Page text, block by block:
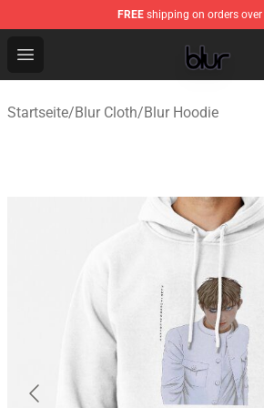
FREE shipping on orders
Open menu
Blur Store - Official Blur
Startseite/Blur Cloth/Blur Hoodie